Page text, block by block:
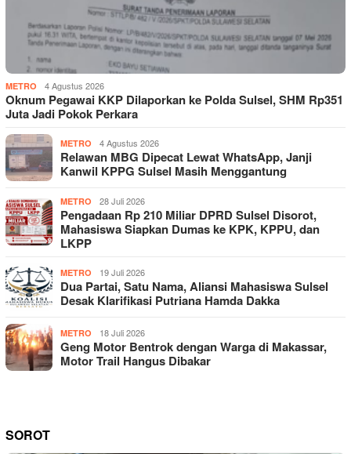
METRO 4 Agustus 2026
Oknum Pegawai KKP Dilaporkan ke Polda Sulsel, SHM Rp351
Juta Jadi Pokok Perkara
METRO 4 Agustus 2026
Relawan MBG Dipecat Lewat WhatsApp, Janji
Kanwil KPPG Sulsel Masih Menggantung
METRO 28 Juli 2026
Pengadaan Rp 210 Miliar DPRD Sulsel Disorot,
Mahasiswa Siapkan Dumas ke KPK, KPPU, dan
LKPP
METRO 19 Juli 2026
Dua Partai, Satu Nama, Aliansi Mahasiswa Sulsel
Desak Klarifikasi Putriana Hamda Dakka
METRO 18 Juli 2026
Geng Motor Bentrok dengan Warga di Makassar,
Motor Trail Hangus Dibakar
SOROT